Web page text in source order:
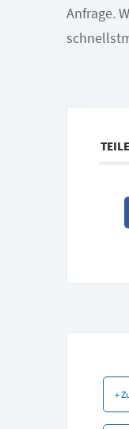
Anfrage.
+